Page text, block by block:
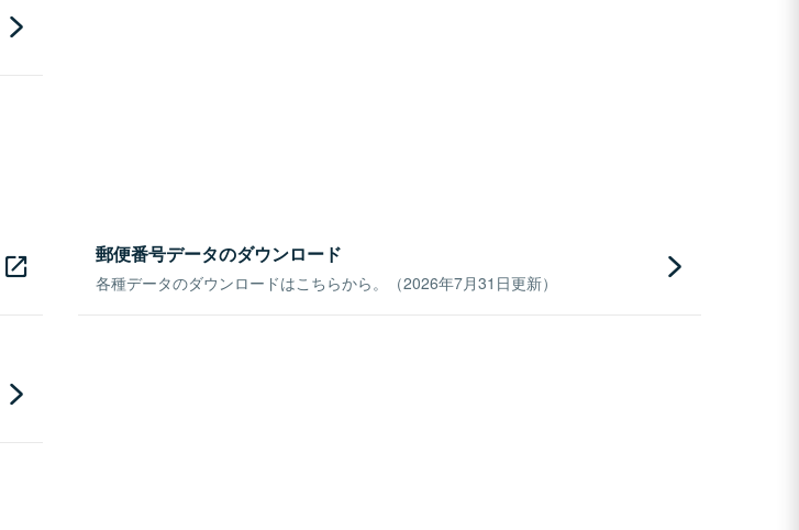
郵便番号データのダウンロード
各種データのダウンロードはこちらから。（2026年7月31日更新）